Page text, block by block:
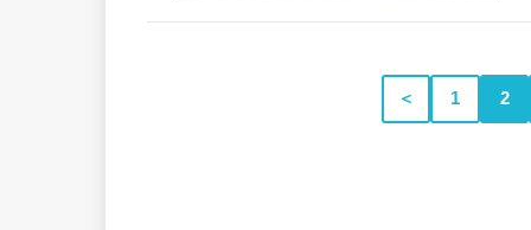
＜ 1 2